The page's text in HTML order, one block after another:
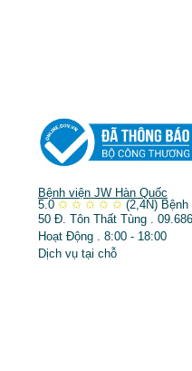
Bệnh viện JW Hàn Quốc
5.0 ✩ ✩ ✩ ✩ ✩ (2,4N)
50 Đ. Tôn Thất Tùng .
Hoạt Động . 8:00 - 18:00
Dịch vụ tại chỗ